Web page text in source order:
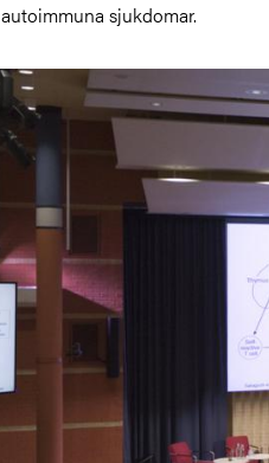
autoimmuna sjukdomar.